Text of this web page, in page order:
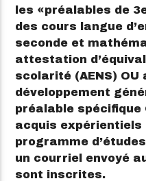
les
préalables de
des cours langue
seconde et
attestation
scolarité (AENS)
développement
préalable spécifique
acquis expérientiels
programme d’études
un courriel envoyé
sont inscrites.